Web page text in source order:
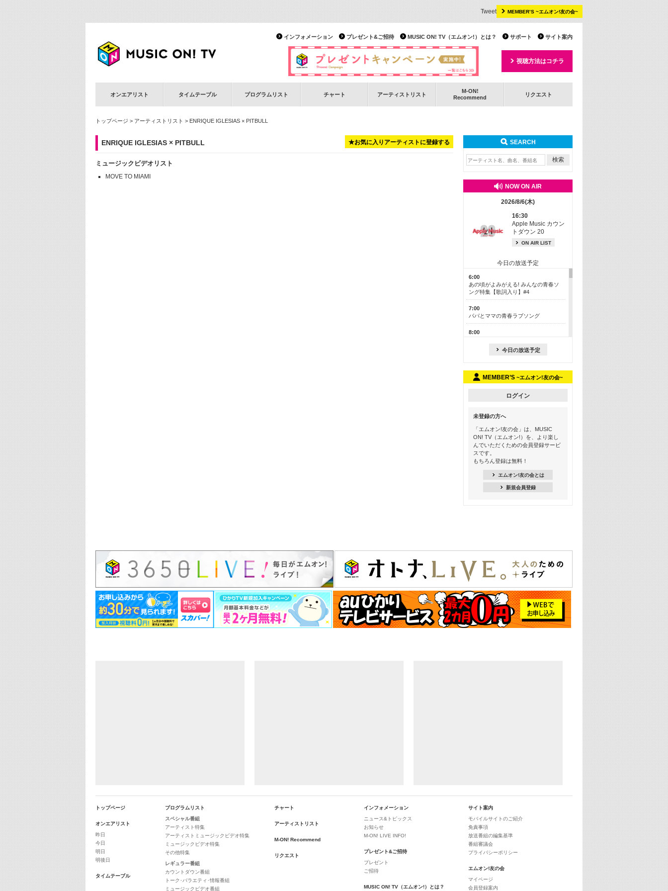
MEMBER’S ~エムオン!友の会~
Tweet
サイト案内
サポート
MUSIC ON! TV（エムオン!）とは？
プレゼント&ご招待
インフォメーション
視聴方法はコチラ
オンエアリスト タイムテーブル プログラムリスト チャート アーティストリスト
M-ON!
Recommend
リクエスト
トップページ > アーティストリスト > ENRIQUE IGLESIAS × PITBULL
★お気に入りアーティストに登録する
ENRIQUE IGLESIAS × PITBULL
ミュージックビデオリスト
MOVE TO MIAMI
SEARCH
NOW ON AIR
2026/8/6(木)
16:30
Apple Music カウン
トダウン 20
ON AIR LIST
今日の放送予定
6:00
あの頃がよみがえる! みんなの青春ソ
ング特集【歌詞入り】#4
7:00
パパとママの青春ラブソング
8:00
13:00
15:30
この夏聴きたい! サマーソングメドレ
ー【歌詞入り】 #4
16:30
あのころK-POPヒッツ! 2021年
22:00
大人のための名曲セレクション ～バン
ド編～【歌詞入り】
22:30
今推したい! エムオン!おすすめミュー
ジックビデオ特集＜#28＞
23:00
今日の放送予定
MEMBER’S ~エムオン!友の会~
ログイン
未登録の方へ
「エムオン!友の会」は、MUSIC
ON! TV（エムオン!）を、より楽し
んでいただくための会員登録サービ
スです。
もちろん登録は無料！
エムオン!友の会とは
新規会員登録
トップページ
オンエアリスト
昨日
今日
明日
明後日
タイムテーブル
プログラムリスト
スペシャル番組
アーティスト特集
アーティストミュージックビデオ特集
ミュージックビデオ特集
その他特集
レギュラー番組
カウントダウン番組
トーク･バラエティ･情報番組
ミュージックビデオ番組
チャート
アーティストリスト
M-ON! Recommend
リクエスト
インフォメーション
ニュース&トピックス
お知らせ
M-ON! LIVE INFO!
プレゼント&ご招待
プレゼント
ご招待
MUSIC ON! TV（エムオン!）とは？
サイト案内
モバイルサイトのご紹介
免責事項
放送番組の編集基準
番組審議会
プライバシーポリシー
エムオン!友の会
マイページ
会員登録案内